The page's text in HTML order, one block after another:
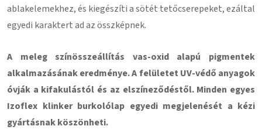
ablakelemekhez, és kiegészíti a sötét tetőcserepeket, ezáltal
egyedi karaktert ad az összképnek.
A meleg színösszeállítás vas-oxid alapú pigmentek
alkalmazásának eredménye. A felületet UV-védő anyagok
óvják a kifakulástól és az elszíneződéstől. Minden egyes
Izoflex klinker burkolólap egyedi megjelenését a kézi
gyártásnak köszönheti.